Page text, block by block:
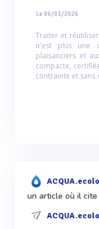
Le 06/03/2026
Traiter et
n'est plus une
plaisanciers et
compacte,
contrainte et sans
un article où il cite